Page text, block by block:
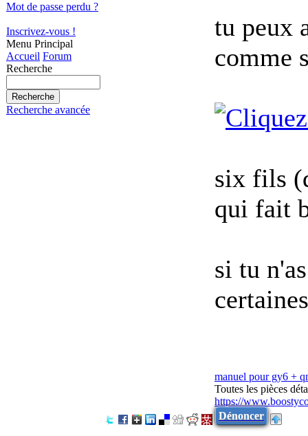
Mot de passe perdu ?
Inscrivez-vous !
Menu Principal
Accueil Forum
Recherche
Recherche avancée
tu peux
comme
six fils
qui fait
si tu
manuel pour gy6 +
Toutes les pièces
https://
Dénoncer